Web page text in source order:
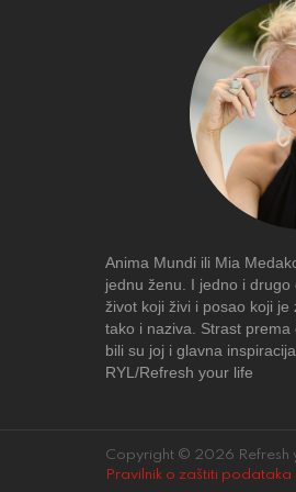
Anima Mundi ili Mia
jednu ženu. I jedno i
život koji živi i posao koji
tako i naziva. Strast
bili su joj i glavna
RYL/Refresh your life
Copyright © 2026 Refresh
Pravilnik o zaštiti podataka